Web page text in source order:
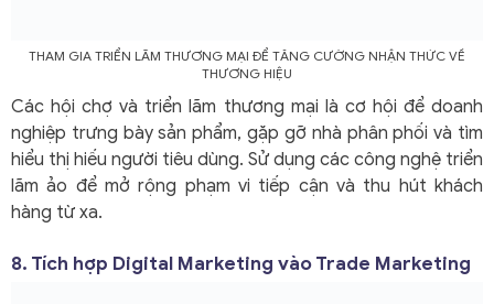
THAM GIA TRIỂN LÃM THƯƠNG MẠI ĐỂ TĂNG CƯỜNG NHẬN THỨC VỀ
THƯƠNG HIỆU
Các hội chợ và triển lãm thương mại là cơ hội để doanh
nghiệp trưng bày sản phẩm, gặp gỡ nhà phân phối và tìm
hiểu thị hiếu người tiêu dùng. Sử dụng các công nghệ triển
lãm ảo để mở rộng phạm vi tiếp cận và thu hút khách
hàng từ xa.
8. Tích hợp Digital Marketing vào Trade Marketing